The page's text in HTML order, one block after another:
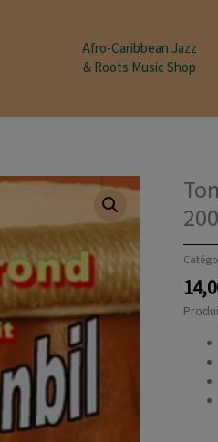
Afro-Caribbean Jazz
& Roots Music Shop